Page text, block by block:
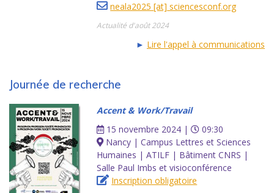
neala2025 [at] sciencesconf.org
Actualité d'août 2024
► Lire l'appel à communications
Journée de recherche
Accent & Work/Travail
15 novembre 2024 |
09:30
Nancy | Campus Lettres et Sciences
Humaines | ATILF | Bâtiment CNRS |
Salle Paul Imbs et visioconférence
Inscription obligatoire